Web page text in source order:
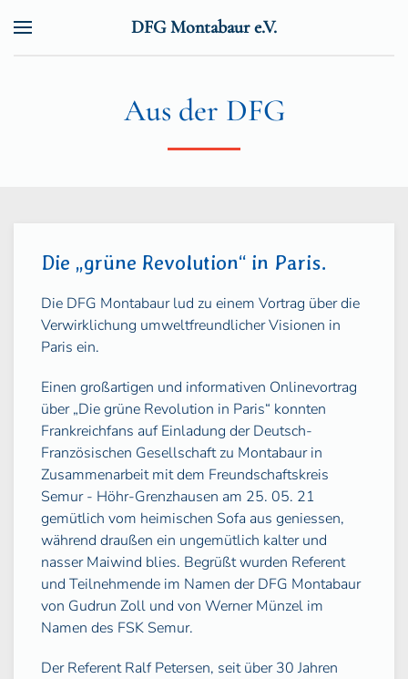
DFG Montabaur e.V.
Aus der DFG
Die „grüne Revolution“ in Paris.
Die DFG Montabaur lud zu einem Vortrag über die
Verwirklichung umweltfreundlicher Visionen in
Paris ein.
Einen großartigen und informativen Onlinevortrag
über „Die grüne Revolution in Paris“ konnten
Frankreichfans auf Einladung der Deutsch-
Französischen Gesellschaft zu Montabaur in
Zusammenarbeit mit dem Freundschaftskreis
Semur - Höhr-Grenzhausen am 25. 05. 21
gemütlich vom heimischen Sofa aus geniessen,
während draußen ein ungemütlich kalter und
nasser Maiwind blies. Begrüßt wurden Referent
und Teilnehmende im Namen der DFG Montabaur
von Gudrun Zoll und von Werner Münzel im
Namen des FSK Semur.
Der Referent Ralf Petersen, seit über 30 Jahren